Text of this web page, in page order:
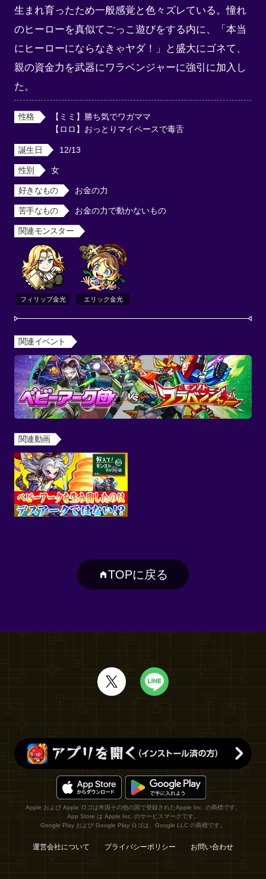
生まれ育ったため一般感覚と色々ズレている。憧れ
のヒーローを真似てごっこ遊びをする内に、「本当
にヒーローにならなきゃヤダ！」と盛大にゴネて、
親の資金力を武器にワラベンジャーに強引に加入し
た。
性格
【ミミ】勝ち気でワガママ
【ロロ】おっとりマイペースで毒舌
誕生日 12/13
性別 女
好きなもの お金の力
苦手なもの お金の力で動かないもの
関連モンスター
フィリップ金光 エリック金光
関連イベント
関連動画
TOPに戻る
Apple および Apple ロゴは米国その他の国で登録されたApple Inc. の商標です。
App Store は Apple Inc. のサービスマークです。
Google Play および Google Play ロゴは、Google LLC の商標です。
運営会社について プライバシーポリシー お問い合わせ